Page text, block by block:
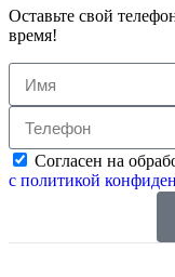
Оставьте свой
время!
Согласен на
с политикой